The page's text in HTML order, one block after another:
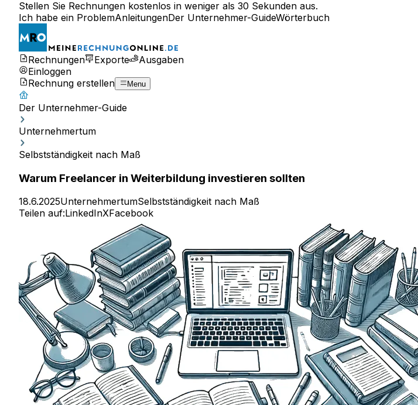
Stellen Sie Rechnungen kostenlos in weniger als 30 Sekunden aus.
Ich habe ein ProblemAnleitungenDer Unternehmer-GuideWörterbuch
Rechnungen Exporte
Ausgaben
Einloggen
Rechnung erstellen
Menu
Der Unternehmer-Guide
Unternehmertum
Selbstständigkeit nach Maß
Warum Freelancer in Weiterbildung investieren sollten
18.6.2025UnternehmertumSelbstständigkeit nach Maß
Teilen auf:LinkedInXFacebook